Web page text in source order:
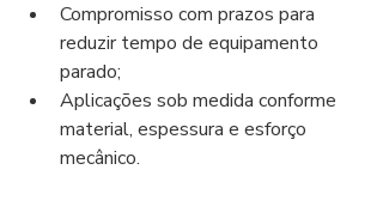
Compromisso com prazos para
reduzir tempo de equipamento
parado;
Aplicações sob medida conforme
material, espessura e esforço
mecânico.